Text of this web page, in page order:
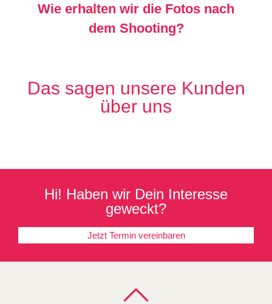
Wie erhalten wir die Fotos nach
dem Shooting?
Das sagen unsere Kunden
über uns
Hi! Haben wir Dein Interesse
geweckt?
Jetzt Termin vereinbaren